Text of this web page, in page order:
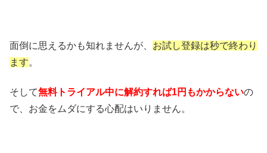
面倒に思えるかも知れませんが、 お試し登録は秒で終わり
ます。
そして無料トライアル中に解約すれば1円もかからないの
で、お金をムダにする心配はいりません。